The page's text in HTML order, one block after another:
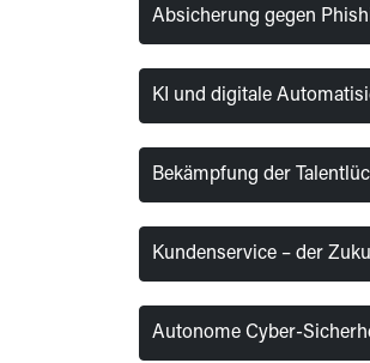
Absicherung gegen
KI und digitale
Bekämpfung der
Kundenservice – der
Autonome Cyber-